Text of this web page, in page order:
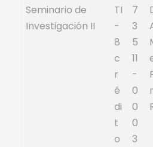
Seminario de
Investigación II
TI
-
8
c
r
é
di
t
o
7
3
5
11
-
0
0
0
3